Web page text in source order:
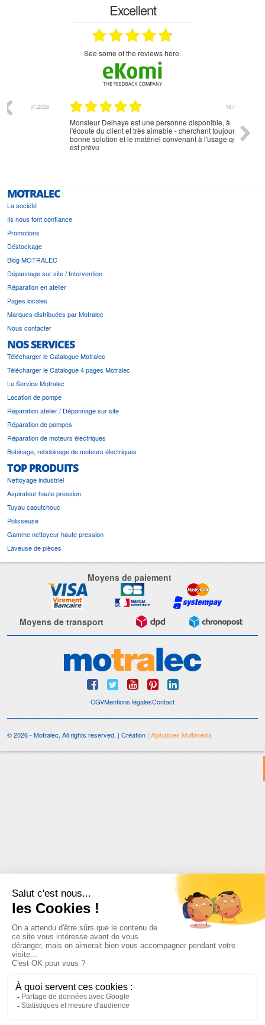
Excellent
see some of the reviews here.
Monsieur Delhaye est une personne disponible, à
l'écoute du client et très aimable - cherchant toujours la
bonne solution et le matériel convenant à l'usage qui en
MOTRALEC
La société
Ils nous font confiance
Promotions
Déstockage
Blog MOTRALEC
Dépannage sur site / Intervention
Réparation en atelier
Pages locales
Marques distribuées par Motralec
Nous contacter
NOS SERVICES
Télécharger le Catalogue Motralec
Télécharger le Catalogue 4 pages Motralec
Le Service Motralec
Location de pompe
Réparation atelier / Dépannage sur site
Réparation de pompes
Réparation de moteurs électriques
Bobinage, rebobinage de moteurs électriques
TOP PRODUITS
Nettoyage industriel
Aspirateur haute pression
Tuyau caoutchouc
Polisseuse
Gamme nettoyeur haute pression
Laveuse de pièces
Moyens de paiement
Moyens de transport
CGVMentions légalesContact
© 2026 - Motralec, All rights reserved. | Création :Alphalives Multimédia